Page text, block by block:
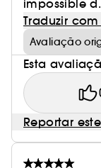
impossible
Traduzir
Avaliação
Esta
Reportar